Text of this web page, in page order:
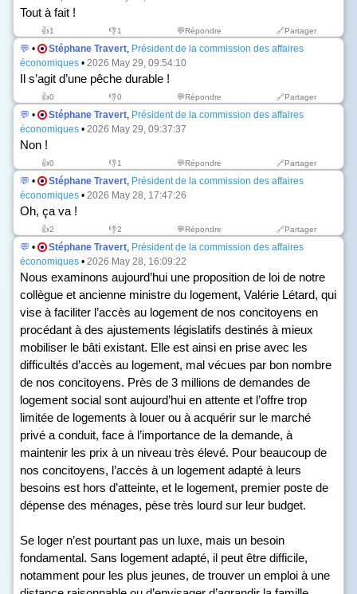
Tout à fait !
👍1 👎1 💬Répondre 🔗Partager
💬 • Stéphane Travert, Président de la commission des affaires
économiques • 2026 May 29, 09:54:10
Il s’agit d’une pêche durable !
👍0 👎0 💬Répondre 🔗Partager
💬 • Stéphane Travert, Président de la commission des affaires
économiques • 2026 May 29, 09:37:37
Non !
👍0 👎1 💬Répondre 🔗Partager
💬 • Stéphane Travert, Président de la commission des affaires
économiques • 2026 May 28, 17:47:26
Oh, ça va !
👍2 👎2 💬Répondre 🔗Partager
💬 • Stéphane Travert, Président de la commission des affaires
économiques • 2026 May 28, 16:09:22
Nous examinons aujourd’hui une proposition de loi de notre
collègue et ancienne ministre du logement, Valérie Létard, qui
vise à faciliter l’accès au logement de nos concitoyens en
procédant à des ajustements législatifs destinés à mieux
mobiliser le bâti existant. Elle est ainsi en prise avec les
difficultés d’accès au logement, mal vécues par bon nombre
de nos concitoyens. Près de 3 millions de demandes de
logement social sont aujourd’hui en attente et l’offre trop
limitée de logements à louer ou à acquérir sur le marché
privé a conduit, face à l’importance de la demande, à
maintenir les prix à un niveau très élevé. Pour beaucoup de
nos concitoyens, l’accès à un logement adapté à leurs
besoins est hors d’atteinte, et le logement, premier poste de
dépense des ménages, pèse très lourd sur leur budget.
Se loger n’est pourtant pas un luxe, mais un besoin
fondamental. Sans logement adapté, il peut être difficile,
notamment pour les plus jeunes, de trouver un emploi à une